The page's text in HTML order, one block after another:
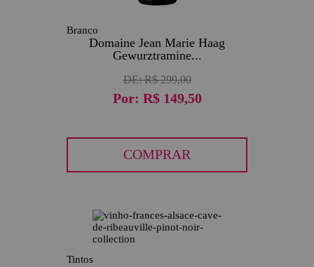
Branco
Domaine Jean Marie Haag
Gewurztramine...
DE:R$ 299,00
Por: R$ 149,50
COMPRAR
Tintos